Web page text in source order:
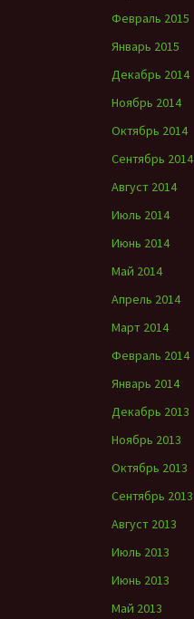
Февраль 2015
Январь 2015
Декабрь 2014
Ноябрь 2014
Октябрь 2014
Сентябрь 2014
Август 2014
Июль 2014
Июнь 2014
Май 2014
Апрель 2014
Март 2014
Февраль 2014
Январь 2014
Декабрь 2013
Ноябрь 2013
Октябрь 2013
Сентябрь 2013
Август 2013
Июль 2013
Июнь 2013
Май 2013